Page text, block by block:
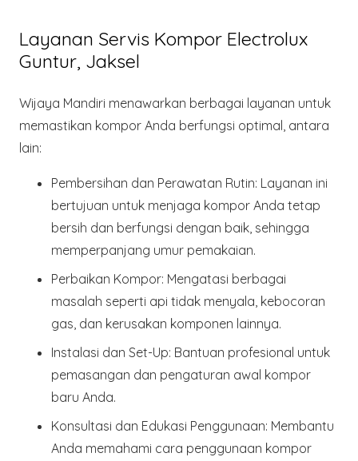
Layanan Servis Kompor Electrolux
Guntur, Jaksel
Wijaya Mandiri menawarkan berbagai layanan untuk
memastikan kompor Anda berfungsi optimal, antara
lain:
Pembersihan dan Perawatan Rutin: Layanan ini
bertujuan untuk menjaga kompor Anda tetap
bersih dan berfungsi dengan baik, sehingga
memperpanjang umur pemakaian.
Perbaikan Kompor: Mengatasi berbagai
masalah seperti api tidak menyala, kebocoran
gas, dan kerusakan komponen lainnya.
Instalasi dan Set-Up: Bantuan profesional untuk
pemasangan dan pengaturan awal kompor
baru Anda.
Konsultasi dan Edukasi Penggunaan: Membantu
Anda memahami cara penggunaan kompor